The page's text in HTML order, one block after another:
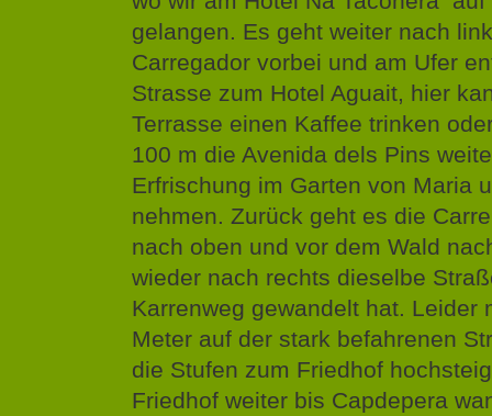
gelangen. Es geht weiter nach
Carregador vorbei und am Ufer
Strasse zum Hotel Aguait, hier
Terrasse einen Kaffee trinken
100 m die Avenida dels Pins
Erfrischung im Garten von Maria
nehmen. Zurück geht es die
nach oben und vor dem Wald
wieder nach rechts dieselbe
Karrenweg gewandelt hat. Leider
Meter auf der stark befahrenen
die Stufen zum Friedhof
Friedhof weiter bis Capdepera